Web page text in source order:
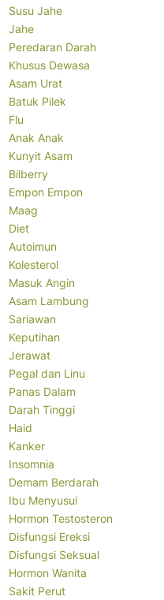
Susu Jahe
Jahe
Peredaran Darah
Khusus Dewasa
Asam Urat
Batuk Pilek
Flu
Anak Anak
Kunyit Asam
Bilberry
Empon Empon
Maag
Diet
Autoimun
Kolesterol
Masuk Angin
Asam Lambung
Sariawan
Keputihan
Jerawat
Pegal dan Linu
Panas Dalam
Darah Tinggi
Haid
Kanker
Insomnia
Demam Berdarah
Ibu Menyusui
Hormon Testosteron
Disfungsi Ereksi
Disfungsi Seksual
Hormon Wanita
Sakit Perut